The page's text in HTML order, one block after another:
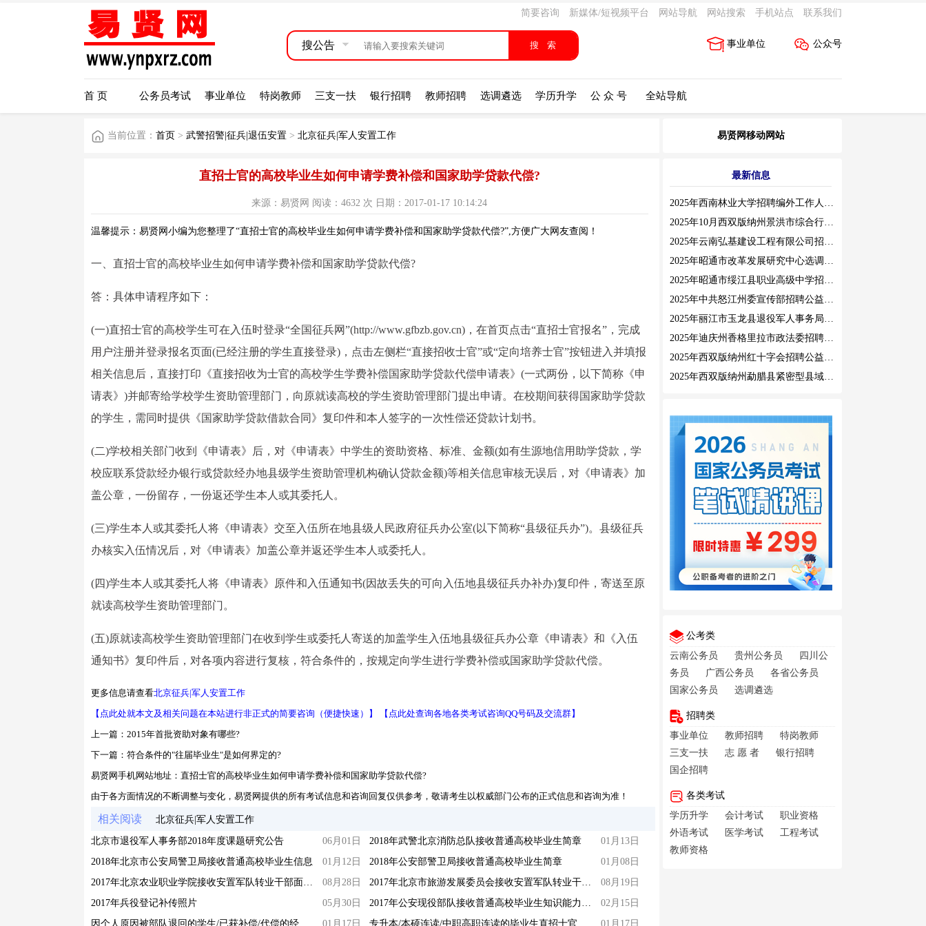
简要咨询 新媒体/短视频平台 网站导航 网站搜索 手机站点 联系我们
搜公告 公众号
事业单位
首 页 公务员考试 事业单位 特岗教师 三支一扶 银行招聘 教师招聘 选调遴选 学历升学 公 众 号 全站导航
当前位置： 首页 > 武警招警|征兵|退伍安置 > 北京征兵|军人安置工作
直招士官的高校毕业生如何申请学费补偿和国家助学贷款代偿?
来源：易贤网 阅读：4632 次 日期：2017-01-17 10:14:24
温馨提示：易贤网小编为您整理了“直招士官的高校毕业生如何申请学费补偿和国家助学贷款代偿?”,方便广大网友查阅！
一、直招士官的高校毕业生如何申请学费补偿和国家助学贷款代偿?
答：具体申请程序如下：
(一)直招士官的高校学生可在入伍时登录“全国征兵网”(http://www.gfbzb.gov.cn)，在首页点击“直招士官报名”，完成
用户注册并登录报名页面(已经注册的学生直接登录)，点击左侧栏“直接招收士官”或“定向培养士官”按钮进入并填报
相关信息后，直接打印《直接招收为士官的高校学生学费补偿国家助学贷款代偿申请表》(一式两份，以下简称《申
请表》)并邮寄给学校学生资助管理部门，向原就读高校的学生资助管理部门提出申请。在校期间获得国家助学贷款
的学生，需同时提供《国家助学贷款借款合同》复印件和本人签字的一次性偿还贷款计划书。
(二)学校相关部门收到《申请表》后，对《申请表》中学生的资助资格、标准、金额(如有生源地信用助学贷款，学
校应联系贷款经办银行或贷款经办地县级学生资助管理机构确认贷款金额)等相关信息审核无误后，对《申请表》加
盖公章，一份留存，一份返还学生本人或其委托人。
(三)学生本人或其委托人将《申请表》交至入伍所在地县级人民政府征兵办公室(以下简称“县级征兵办”)。县级征兵
办核实入伍情况后，对《申请表》加盖公章并返还学生本人或委托人。
(四)学生本人或其委托人将《申请表》原件和入伍通知书(因故丢失的可向入伍地县级征兵办补办)复印件，寄送至原
就读高校学生资助管理部门。
(五)原就读高校学生资助管理部门在收到学生或委托人寄送的加盖学生入伍地县级征兵办公章《申请表》和《入伍
通知书》复印件后，对各项内容进行复核，符合条件的，按规定向学生进行学费补偿或国家助学贷款代偿。
更多信息请查看北京征兵|军人安置工作
【点此处就本文及相关问题在本站进行非正式的简要咨询（便捷快速）】
【点此处查询各地各类考试咨询QQ号码及交流群】
上一篇： 2015年首批资助对象有哪些?
下一篇： 符合条件的"往届毕业生"是如何界定的?
易贤网手机网站地址： 直招士官的高校毕业生如何申请学费补偿和国家助学贷款代偿?
由于各方面情况的不断调整与变化，易贤网提供的所有考试信息和咨询回复仅供参考，敬请考生以权威部门公布的正式信息和咨询为准！
相关阅读 北京征兵|军人安置工作
北京市退役军人事务部2018年度课题研究公告 06月01日 2018年武警北京消防总队接收普通高校毕业生简章
01月13日
2018年北京市公安局警卫局接收普通高校毕业生信息
01月12日 2018年公安部警卫局接收普通高校毕业生简章
01月08日
2017年北京农业职业学院接收安置军队转业干部面试公告
08月28日 2017年北京市旅游发展委员会接收安置军队转业干部面试公告
08月19日
2017年兵役登记补传照片
05月30日 2017年公安现役部队接收普通高校毕业生知识能力考试时间通知
02月15日
01月17日 01月17日
易贤网移动网站
最新信息
2025年西南林业大学招聘编外工作人员公告（三）
2025年10月西双版纳州景洪市综合行政执法局招聘人员公告
2025年云南弘基建设工程有限公司招聘公告
2025年昭通市改革发展研究中心选调工作人员职业素质测评通告
2025年昭通市绥江县职业高级中学招聘编外紧缺临聘数学教师公告
2025年中共怒江州委宣传部招聘公益性岗位公告
2025年丽江市玉龙县退役军人事务局公益性岗位招聘公告
2025年迪庆州香格里拉市政法委招聘公益性岗位公告
2025年西双版纳州红十字会招聘公益性岗位人员公告
2025年西双版纳州勐腊县紧密型县域医共体招聘编外人员公告
公考类
云南公务员
贵州公务员
四川公
务员
广西公务员
各省公务员
国家公务员
选调遴选
招聘类
事业单位
教师招聘
特岗教师
三支一扶
志 愿 者
银行招聘
国企招聘
各类考试
学历升学
会计考试
职业资格
外语考试
医学考试
工程考试
教师资格